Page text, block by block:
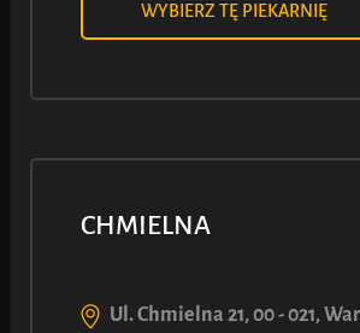
MOŻE
OCHOTĘ
NA...
WYBIERZ TĘ PIEKARNIĘ
CHMIELNA
Ul. Chmielna 21, 00 - 021,